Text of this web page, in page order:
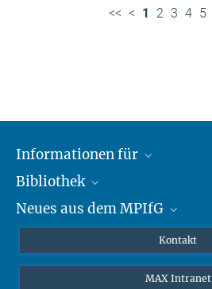
<< < 1 2 3 4 5
Informationen für
Forschende
Gäste
Bibliothek
Profil
Neues aus dem MPIfG
Newsletter abonnieren
Kontakt
MAX Intranet